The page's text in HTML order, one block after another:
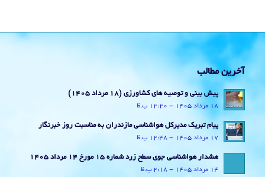
آخرین مطالب
پیش بینی و توصیه های کشاورزی (18 مرداد ۱۴۰۵)
18 مرداد 1405 - 12:20 ب.ظ
پیام تبریک مدیرکل هواشناسی مازندران به مناسبت روز خبرنگار
17 مرداد 1405 - 12:48 ب.ظ
هشدار هواشناسی جوی سطح زرد شماره 15 مورخ 14 مرداد 1405
14 مرداد 1405 - 2:18 ب.ظ